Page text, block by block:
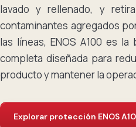
lavado y rellenado, y
contaminantes agregados
las líneas, ENOS A100 es
completa diseñada para
producto y mantener la
Explorar protección ENOS